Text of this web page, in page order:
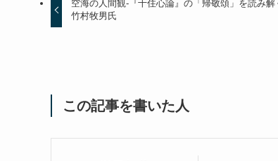
空海の人間観-『十住心論』の「帰敬頌」を読
竹村牧男氏
この記事を書いた人